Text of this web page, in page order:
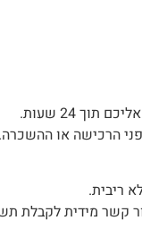
24 שעות.
הרכישה או
קשר מידית לקבלת